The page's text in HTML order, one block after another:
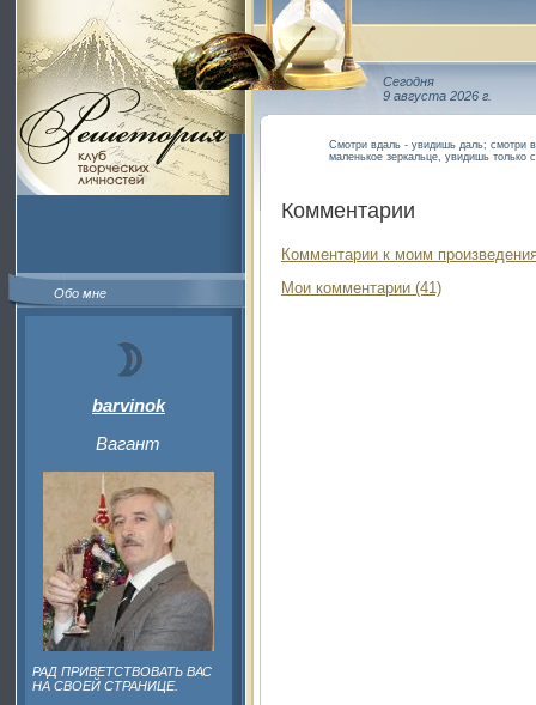
Обо мне
barvinok
Вагант
РАД ПРИВЕТСТВОВАТЬ ВАС
НА СВОЕЙ СТРАНИЦЕ.
Сегодня
9 августа 2026 г.
Смотри вдаль - увидишь даль; смотри
маленькое зеркальце, увидишь только
Комментарии
Комментарии к моим
Мои комментарии (41)